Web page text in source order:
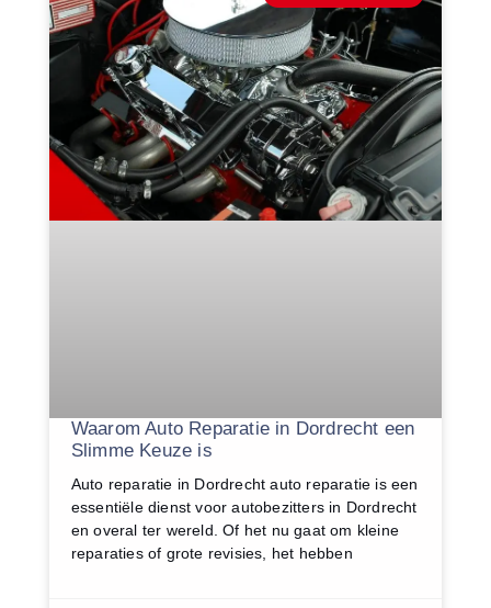
Waarom Auto Reparatie in Dordrecht een
Slimme Keuze is
Auto reparatie in Dordrecht auto reparatie is een
essentiële dienst voor autobezitters in Dordrecht
en overal ter wereld. Of het nu gaat om kleine
reparaties of grote revisies, het hebben